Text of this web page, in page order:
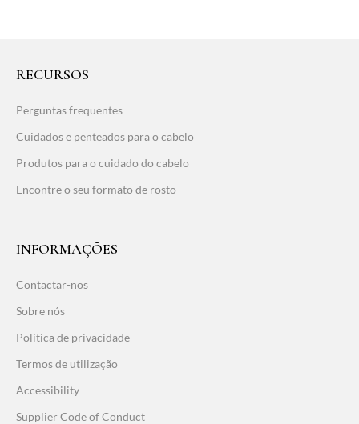
RECURSOS
Perguntas frequentes
Cuidados e penteados para o cabelo
Produtos para o cuidado do cabelo
Encontre o seu formato de rosto
INFORMAÇÕES
Contactar-nos
Sobre nós
Política de privacidade
Termos de utilização
Accessibility
Supplier Code of Conduct